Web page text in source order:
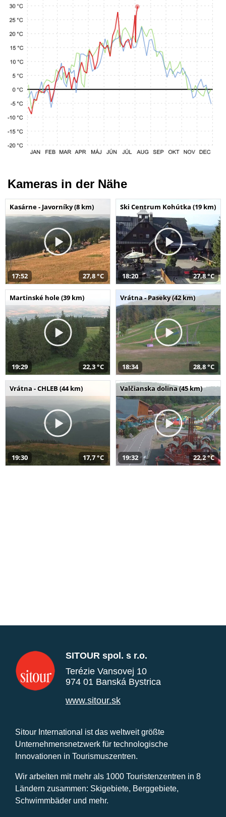
Kameras in der Nähe
Kasárne - Javorníky (8 km)
17:52 27,8 °C
Ski Centrum Kohútka (19 km)
18:20 27,8 °C
Martinské hole (39 km)
19:29 22,3 °C
Vrátna - Paseky (42 km)
18:34 28,8 °C
Vrátna - CHLEB (44 km)
19:30 17,7 °C
Valčianska dolina (45 km)
19:32 22,2 °C
SITOUR spol. s r.o.
Terézie Vansovej 10
974 01 Banská Bystrica
www.sitour.sk
Sitour International ist das weltweit größte
Unternehmensnetzwerk für technologische
Innovationen in Tourismuszentren.
Wir arbeiten mit mehr als 1000 Touristenzentren in 8
Ländern zusammen: Skigebiete, Berggebiete,
Schwimmbäder und mehr.